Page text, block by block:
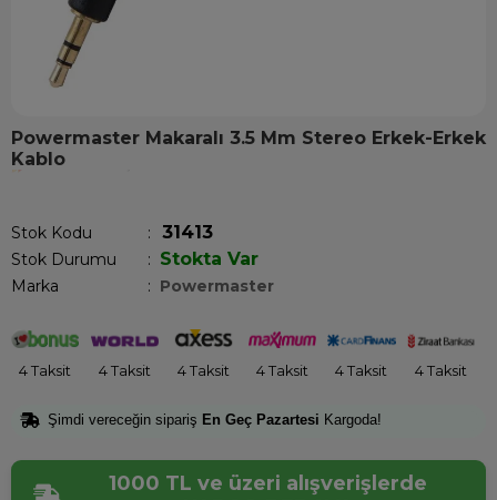
Powermaster Makaralı 3.5 Mm Stereo Erkek-Erkek
Kablo
Stok Kodu 31413
Stok Durumu : Stokta Var
Marka : Powermaster
4 Taksit 4 Taksit 4 Taksit 4 Taksit 4 Taksit 4 Taksit
Şimdi vereceğin sipariş En Geç Pazartesi Kargoda!
1000 TL ve üzeri alışverişlerde